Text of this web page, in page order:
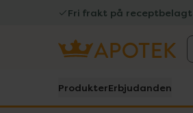
Fri frakt på receptbelagt
ProdukterErbjudanden